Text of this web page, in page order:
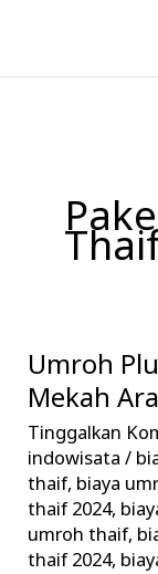
konten
Umroh
Mekah
Tinggalkan
indowisata/
thaif, biaya
thaif 2024,
umroh thaif,
thaif 2024,
Umroh
Plus
Thaif
Kota
Sejuk
di
Mekah